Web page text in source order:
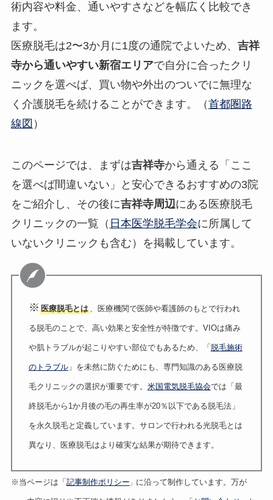
術内容や料金、通いやすさなどを幅広く比較でき
ます。
医療脱毛は2〜3か月に1度の通院でよいため、 吉祥
寺から通いやすい新宿エリアで自分に合ったクリ
ニックを選べば、買い物や外出のついでに無理な
く介護脱毛を続けることができます。（首都圏路
線図 ）
このページでは、まずは吉祥寺から通える「ここ
を選べば間違いない」と安心できるおすすめの3院
をご紹介し、その後に吉祥寺周辺にある医療脱毛
クリニックの一覧（ 日本医学脱毛学会に所属して
いないクリニックも含む）を掲載しています。
※ 医療脱毛とは、医療機関で医師や看護師のもとで行われ
る脱毛のことで、高い効果と安全性が特徴です。VIOは痛み
や肌トラブルが起こりやすい部位でもあるため、「 脱毛施術
のトラブル」を未然に防ぐためにも、専門知識のある医療脱
毛クリニックの選択が重要です。 米国電気脱毛協会では「最
終脱毛から1か月後の毛の再生率が20％以下である脱毛法」
を永久脱毛と定義しています。サロンで行われる光脱毛とは
異なり、医療脱毛はより確実な結果が期待できます。
※当ページは「 記事制作ポリシー 」 に沿って制作しています。万が